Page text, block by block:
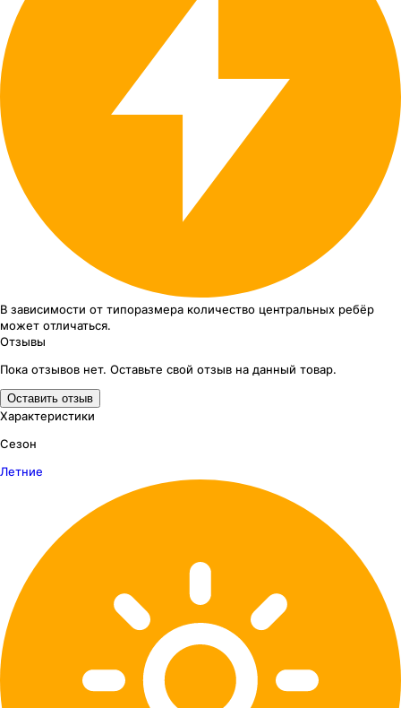
В зависимости от типоразмера количество центральных ребёр
может отличаться.
Отзывы
Пока отзывов нет. Оставьте свой отзыв на данный товар.
Оставить отзыв
Характеристики
Сезон
Летние